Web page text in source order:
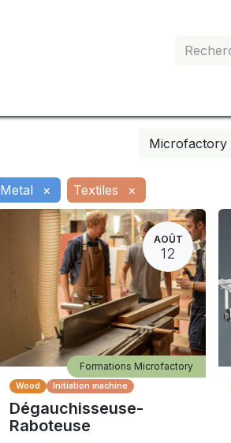
Microfactory
Metal × Textiles ×
AOÛT
12
Wood Initiation machine
Dégauchisseuse-
Raboteuse
Formations Microfactory